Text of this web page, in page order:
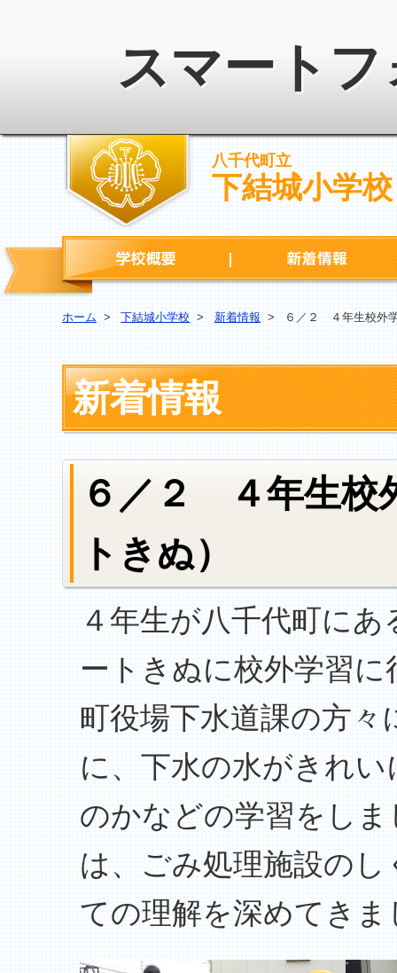
スマート
八千代町立
下結城小学校
学校概要
ホーム > 下結城小学校 > 新着情報 > ６／２ ４年生校外
新着情報
６／２ ４年生校
トきぬ）
４年生が八千代町に
ートきぬに校外学習
町役場下水道課の方
に、下水の水がきれ
のかなどの学習をし
は、ごみ処理施設の
ての理解を深めてきま